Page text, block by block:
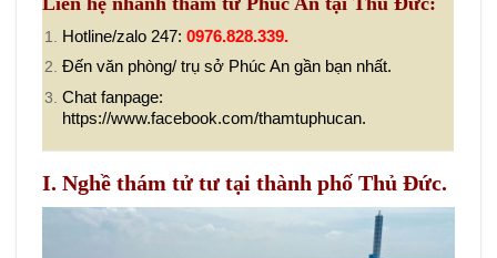
Hotline/zalo 247: 0976.828.339.
Đến văn phòng/ trụ sở Phúc An gần bạn nhất.
Chat fanpage:
https://www.facebook.com/thamtuphucan.
I. Nghề thám tử tư tại thành phố Thủ Đức.